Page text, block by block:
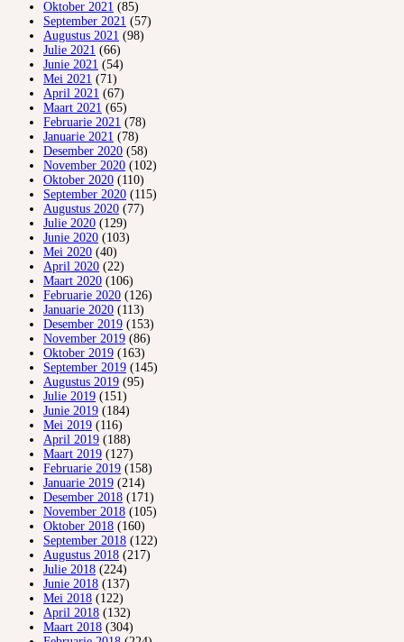
Oktober 2021 (85)
September 2021 (57)
Augustus 2021 (98)
Julie 2021 (66)
Junie 2021 (54)
Mei 2021 (71)
April 2021 (67)
Maart 2021 (65)
Februarie 2021 (78)
Januarie 2021 (78)
Desember 2020 (58)
November 2020 (102)
Oktober 2020 (110)
September 2020 (115)
Augustus 2020 (77)
Julie 2020 (129)
Junie 2020 (103)
Mei 2020 (40)
April 2020 (22)
Maart 2020 (106)
Februarie 2020 (126)
Januarie 2020 (113)
Desember 2019 (153)
November 2019 (86)
Oktober 2019 (163)
September 2019 (145)
Augustus 2019 (95)
Julie 2019 (151)
Junie 2019 (184)
Mei 2019 (116)
April 2019 (188)
Maart 2019 (127)
Februarie 2019 (158)
Januarie 2019 (214)
Desember 2018 (171)
November 2018 (105)
Oktober 2018 (160)
September 2018 (122)
Augustus 2018 (217)
Julie 2018 (224)
Junie 2018 (137)
Mei 2018 (122)
April 2018 (132)
Maart 2018 (304)